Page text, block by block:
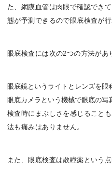
た、網膜血管は肉眼で確認でき
態が予測できるので眼底検査が行
眼底検査には次の2つの方法があ
眼底鏡というライトとレンズを
眼底カメラという機械で眼底の写
検査時にまぶしさを感じること
法も痛みはありません。
また、 眼底検査は散瞳薬という